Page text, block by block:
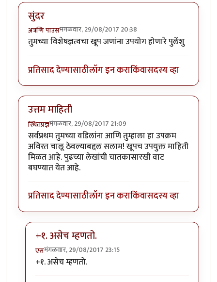
सुंदर
अत्रन्गि पाउसमंगळवार, 29/08/2017 20:38
तुमच्या विशेषज्ञत्वचा खूप जणांना उपयोग होणारे पुलेंशु
प्रतिसाद देण्यासाठीलॉग इन कराकिंवासदस्य व्हा
उत्तम माहिती
स्थितप्रज्ञमंगळवार, 29/08/2017 21:09
सर्वप्रथम तुमच्या वडिलांना आणि तुम्हाला हा उपक्रम
अविरत चालू ठेवल्याबद्दल सलाम! खूपच उपयुक्त माहिती
मिळत आहे. पुढच्या लेखांची चातकासारखी वाट
बघण्यात येत आहे.
प्रतिसाद देण्यासाठीलॉग इन कराकिंवासदस्य व्हा
+१. असेच म्हणतो.
एसमंगळवार, 29/08/2017 23:15
In reply toउत्तम माहिती
+१. असेच म्हणतो.